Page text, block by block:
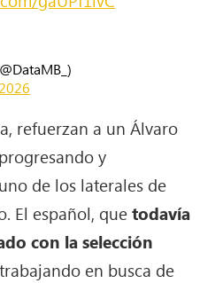
refuerzan a un Álvaro
y
de los laterales de
El español, quetodavía
con la selección
en busca de